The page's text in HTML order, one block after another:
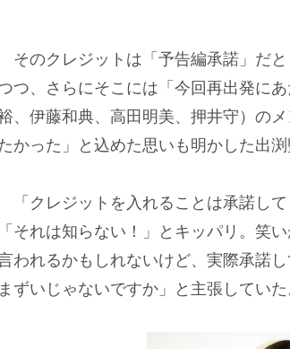
そのクレジットは「予告編承諾」だ
つ、さらにそこには「今回再出発に
、伊藤和典、高田明美、押井守）の
かった」と込めた思いも明かした出渕
「クレジットを入れることは承諾して
「それは知らない！」とキッパリ。笑
われるかもしれないけど、実際承諾
まずいじゃないですか」と主張していた